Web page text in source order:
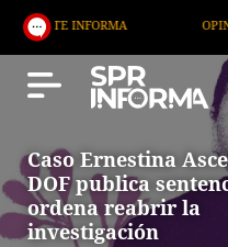
OPINIÓN
Caso Ernestina
DOF publica
ordena reabrir la
investigación